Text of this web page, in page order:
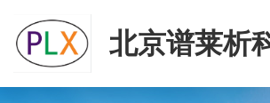
北京谱莱析